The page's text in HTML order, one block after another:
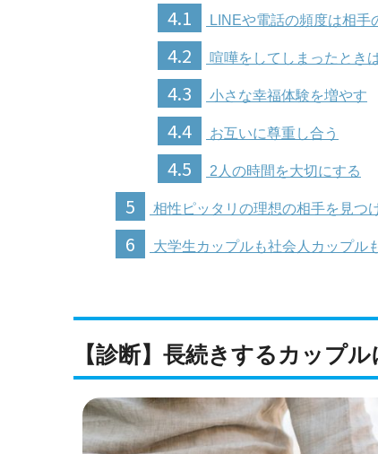
4.1 LINEや電話の頻度は相手
4.2 喧嘩をしてしまったとき
4.3 小さな幸福体験を増やす
4.4 お互いに尊重し合う
4.5 2人の時間を大切にする
5 相性ピッタリの理想の相手を見つ
6 大学生カップルも社会人カップル
【診断】長続きするカップ